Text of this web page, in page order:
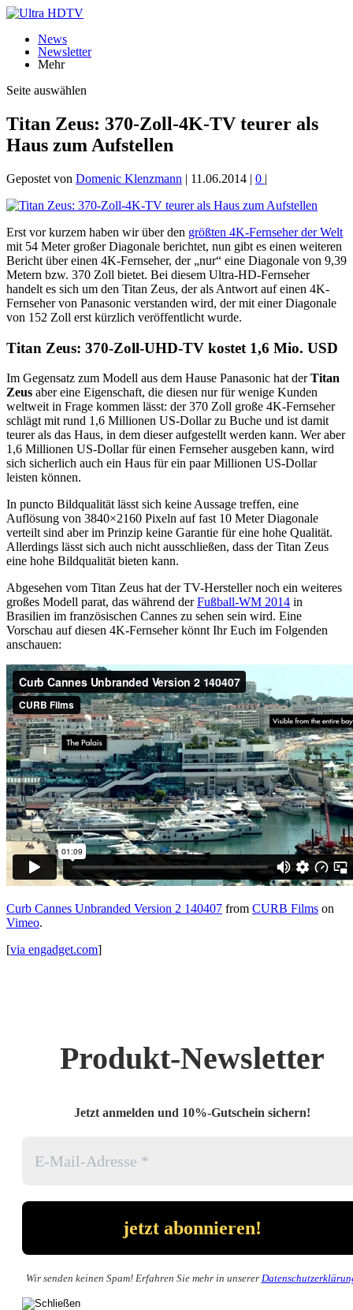
News
Newsletter
Mehr
Seite auswählen
Titan Zeus: 370-Zoll-4K-TV teurer als
Haus zum Aufstellen
Gepostet von Domenic Klenzmann | 11.06.2014 | 0 |
Erst vor kurzem haben wir über den größten 4K-Fernseher der Welt
mit 54 Meter großer Diagonale berichtet, nun gibt es einen weiteren
Bericht über einen 4K-Fernseher, der „nur“ eine Diagonale von 9,39
Metern bzw. 370 Zoll bietet. Bei diesem Ultra-HD-Fernseher
handelt es sich um den Titan Zeus, der als Antwort auf einen 4K-
Fernseher von Panasonic verstanden wird, der mit einer Diagonale
von 152 Zoll erst kürzlich veröffentlicht wurde.
Titan Zeus: 370-Zoll-UHD-TV kostet 1,6 Mio. USD
Im Gegensatz zum Modell aus dem Hause Panasonic hat derTitan
Zeus aber eine Eigenschaft, die diesen nur für wenige Kunden
weltweit in Frage kommen lässt: der 370 Zoll große 4K-Fernseher
schlägt mit rund 1,6 Millionen US-Dollar zu Buche und ist damit
teurer als das Haus, in dem dieser aufgestellt werden kann. Wer aber
1,6 Millionen US-Dollar für einen Fernseher ausgeben kann, wird
sich sicherlich auch ein Haus für ein paar Millionen US-Dollar
leisten können.
In puncto Bildqualität lässt sich keine Aussage treffen, eine
Auflösung von 3840×2160 Pixeln auf fast 10 Meter Diagonale
verteilt sind aber im Prinzip keine Garantie für eine hohe Qualität.
Allerdings lässt sich auch nicht ausschließen, dass der Titan Zeus
eine hohe Bildqualität bieten kann.
Abgesehen vom Titan Zeus hat der TV-Hersteller noch ein weiteres
großes Modell parat, das während derFußball-WM 2014 in
Brasilien im französischen Cannes zu sehen sein wird. Eine
Vorschau auf diesen 4K-Fernseher könnt Ihr Euch im Folgenden
anschauen:
Curb Cannes Unbranded Version 2 140407 from CURB Films on
Vimeo.
[via engadget.com]
Produkt-Newsletter
Jetzt anmelden und 10%-Gutschein sichern!
Wir senden keinen Spam! Erfahren Sie mehr in unserer